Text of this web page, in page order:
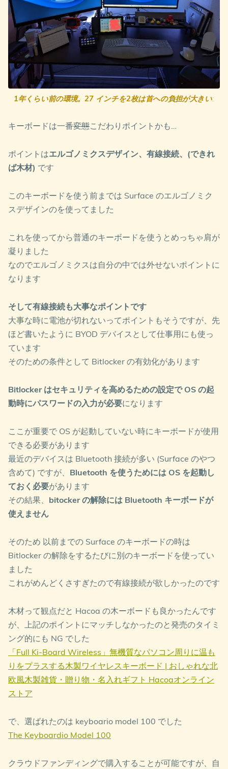
1年くらい前の環境。27 インチを2枚は首への負担が大きい:
キーボードは一番変態こだわりポイントかも…
ポイントはエルゴノミクスデザイン、有線接続、(できれ
ば木材) です
このキーボードを使う前までは Surface のエルゴノミク
スデザインのを使ってました
これを使ってから普通のキーボードを使うとめっちゃ肩が
凝りました
なのでエルゴノミクスは自分の中では外せないポイントに
なります
そして有線接続も大事なポイントです
大事な時に電池が切れないってポイントもそうですが、先
ほど書いたように BYOD デバイスとして仕事用にも使っ
ています
そのための条件として Bitlocker の有効化があります
Bitlocker はセキュリティを高めるための設定で OS の起
動時にパスワードの入力が必要になります
ここが重要で OS が起動していない時にキーボードが使用
できる必要があります
最近のデバイスは Bluetooth 接続が多い (Surface のやつ
含めて) ですが、 Bluetooth を使うためには OS を起動し
ておく必要があります
その結果、 bitocker の解除には Bluetooth キーボードが
使えません
そのため 以前までの Surface のキーボードの時は
Bitlocker の解除をするたびに別のキーボードを使ってい
ました
これがめんどくさすぎたので有線接続が欲しかったのです
木材って観点だと Hacoa の木ーボードも良かったんです
が、上記のポイントにマッチしなかったのと発売のタイミ
ング的にも NG でした
「Full Ki-Board Wireless」無機質なパソコン周りに温も
りをプラスする木製ワイヤレスキーボード | おしゃれな北
欧風木製雑貨・贈り物・名入れギフト Hacoaオンライン
ストア
で、選ばれたのは keyboario model 100 でした
The Keyboardio Model 100
クラウドファンディングで購入することが可能ですが、自